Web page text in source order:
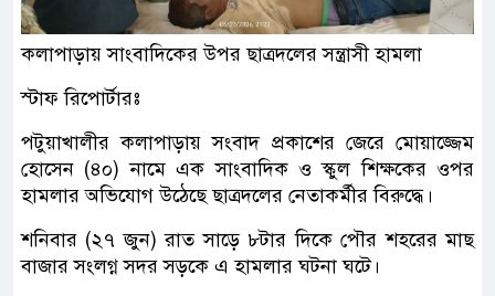
কলাপাড়ায় সাংবাদিকের উপর ছাত্রদলের সন্ত্রাসী হামলা
স্টাফ রিপোর্টারঃ
‎‎পটুয়াখালীর কলাপাড়ায় সংবাদ প্রকাশের জেরে মোয়াজ্জেম
হোসেন (৪০) নামে এক সাংবাদিক ও স্কুল শিক্ষকের ওপর
হামলার অভিযোগ উঠেছে ছাত্রদলের নেতাকর্মীর বিরুদ্ধে।
শনিবার (২৭ জুন) রাত সাড়ে ৮টার দিকে পৌর শহরের মাছ
বাজার সংলগ্ন সদর সড়কে এ হামলার ঘটনা ঘটে।